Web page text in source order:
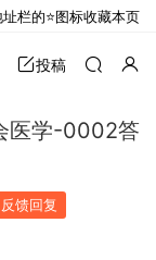
投稿
医学-0002答
反馈回复
栏的⭐图标收藏本页